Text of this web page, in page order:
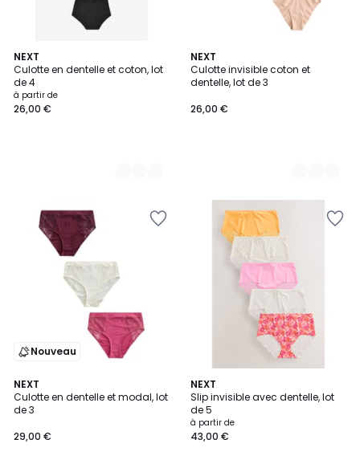
NEXT
Culotte en dentelle et coton, lot
de 4
à partir de
26,00 €
7
Couleurs
NEXT
Culotte invisible coton et
dentelle, lot de 3
26,00 €
2
Couleurs
Nouveau
NEXT
Culotte en dentelle et modal, lot
de 3
29,00 €
NEXT
Slip invisible avec dentelle, lot
de 5
à partir de
43,00 €
4
Couleurs